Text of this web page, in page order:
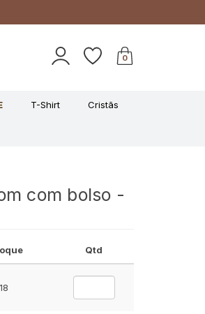
0
T-Shirt Cristãs
com bolso -
Qtd
18